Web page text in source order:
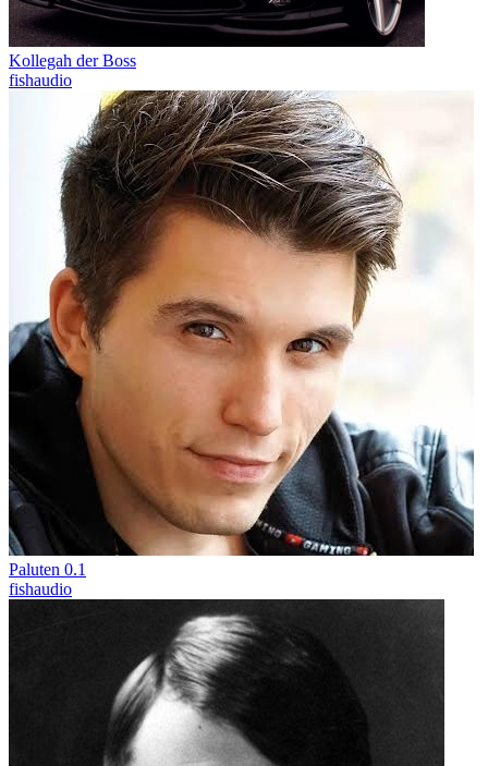
Kollegah der Boss
fishaudio
Paluten 0.1
fishaudio